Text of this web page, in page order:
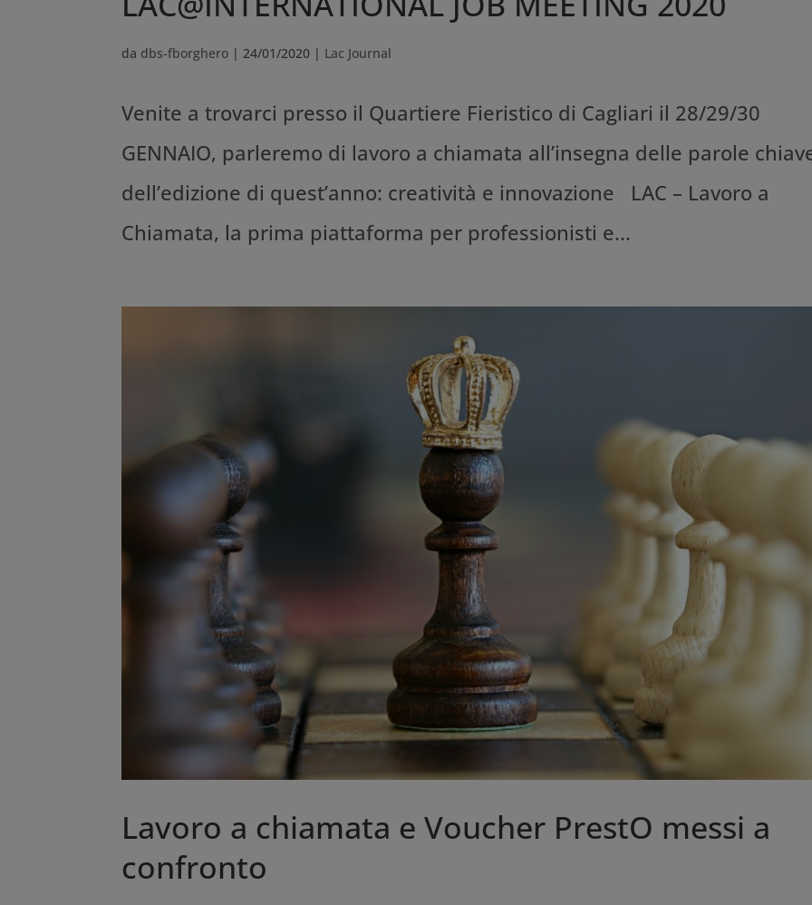
da dbs-fborghero | 24/01/2020 | Lac Journal
Venite a trovarci presso il Quartiere Fieristico di Cagliari il 28/29/30
GENNAIO, parleremo di lavoro a chiamata all’insegna delle parole
dell’edizione di quest’anno: creatività e innovazione LAC – Lavoro a
Chiamata, la prima piattaforma per professionisti e...
Lavoro a chiamata e Voucher PrestO messi a
confronto